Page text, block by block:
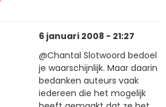
6 januari 2008 - 21:27
@Chantal Slotwoord bedoel
je waarschijnlijk. Maar daarin
bedanken auteurs vaak
iedereen die het mogelijk